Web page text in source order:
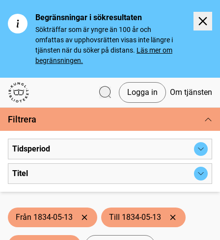
Begränsningar i sökresultaten
Sökträffar som är yngre än 100 år och
omfattas av upphovsrätten visas inte längre i
tjänsten när du söker på distans. Läs mer om
begränsningen.
Svenska tidningar
Logga in Om tjänsten
Filtrera
Tidsperiod
Titel
Från 1834-05-13 Till 1834-05-13